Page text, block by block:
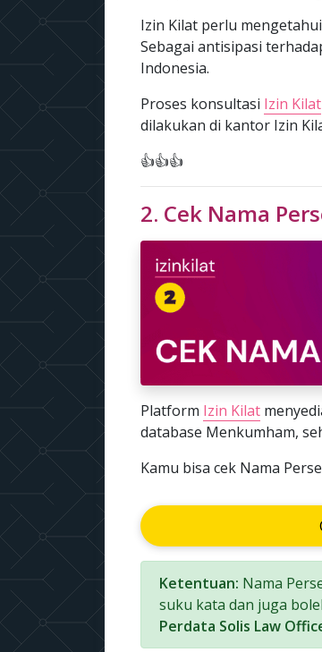
Izin Kilat perlu
Sebagai antisipasi
Indonesia.
Proses konsultasi Izin Kilat
dilakukan di kantor Izin
👍👍👍
2. Cek Nama
Platform Izin Kilat
database Menkumham,
Kamu bisa cek Nama
Ketentuan: Nama
suku kata dan juga
Perdata Solis Law